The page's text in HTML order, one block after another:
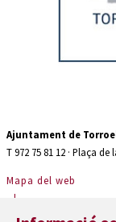
Ajuntament de
T 972 75 81 12 · Plaça
Mapa del web
|
Avís Legal